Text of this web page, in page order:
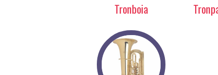
Tronboia